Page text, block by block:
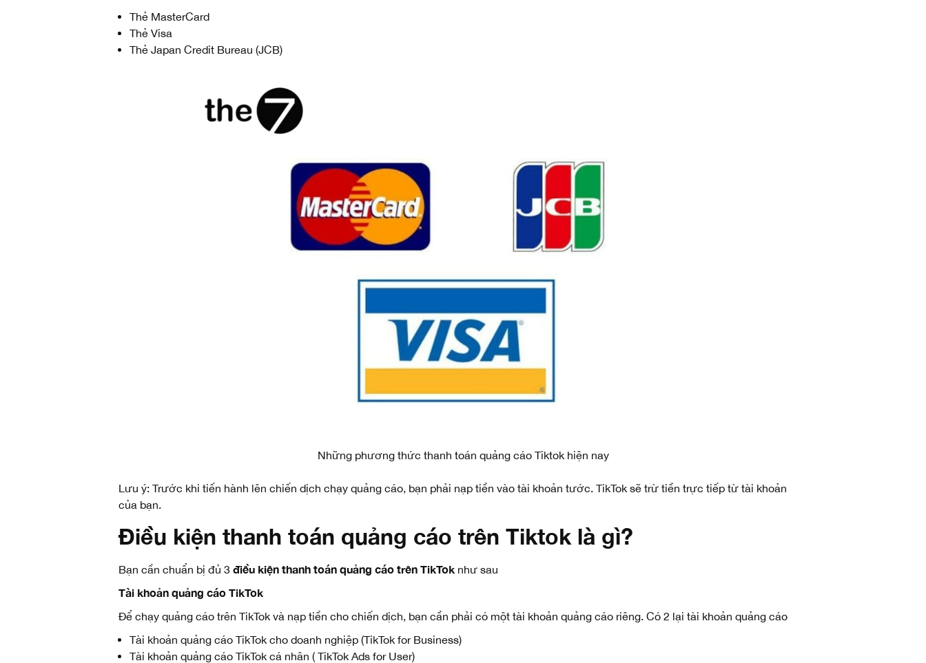
Thẻ MasterCard
Thẻ Visa
Thẻ Japan Credit Bureau (JCB)
Những phương thức thanh toán quảng cáo Tiktok hiện nay
Lưu ý: Trước khi tiến hành lên chiến dịch chạy quảng cáo, bạn phải nạp tiền vào tài khoản tước. TikTok sẽ trừ tiền trực tiếp từ tài khoản
của bạn.
Điều kiện thanh toán quảng cáo trên Tiktok là gì?
Bạn cần chuẩn bị đủ 3 điều kiện thanh toán quảng cáo trên TikTok như sau
Tài khoản quảng cáo TikTok
Để chạy quảng cáo trên TikTok và nạp tiền cho chiến dịch, bạn cần phải có một tài khoản quảng cáo riêng. Có 2 lại tài khoản quảng cáo
Tài khoản quảng cáo TikTok cho doanh nghiệp (TikTok for Business)
Tài khoản quảng cáo TikTok cá nhân ( TikTok Ads for User)